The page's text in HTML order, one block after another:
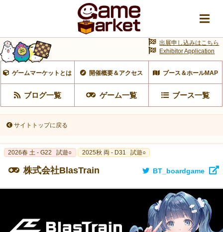
ゲームマーケットとは 開催概要＆アクセス ブース＆ホールMAP
ブログ一覧 ゲーム一覧 ブース一覧
出展申し込みはこちら
Exhibitor Application
サイトトップに戻る
2026春 土 - G22 試遊○ 2025秋 両 - D31 試遊○
株式会社BlasTrain BT_boardgame